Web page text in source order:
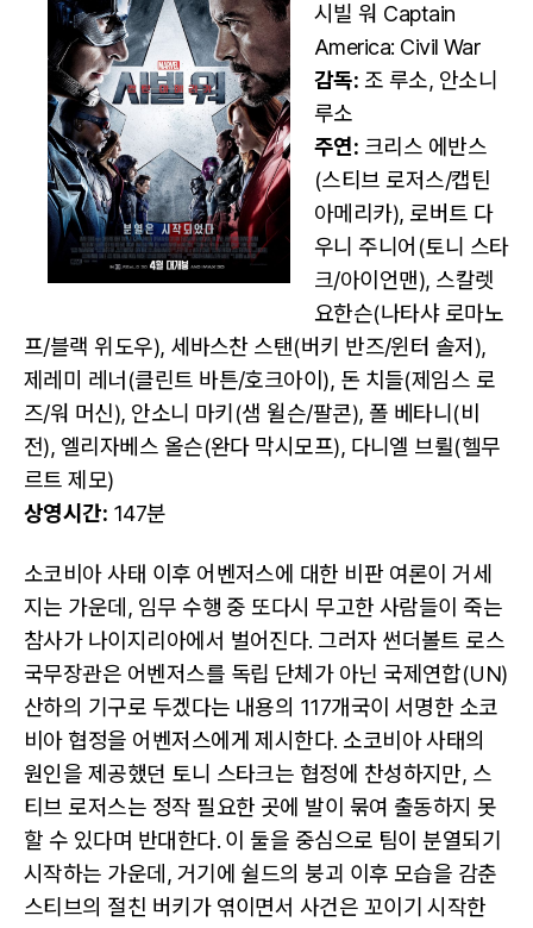
시빌 워 Captain
America: Civil War
감독: 조 루소, 안소니
루소
주연: 크리스 에반스
(스티브 로저스/캡틴
아메리카), 로버트 다
우니 주니어(토니 스타
크/아이언맨), 스칼렛
요한슨(나타샤 로마노
프/블랙 위도우), 세바스찬 스탠(버키 반즈/윈터 솔저),
제레미 레너(클린트 바튼/호크아이), 돈 치들(제임스 로
즈/워 머신), 안소니 마키(샘 윌슨/팔콘), 폴 베타니(비
전), 엘리자베스 올슨(완다 막시모프), 다니엘 브륄(헬무
르트 제모)
상영시간: 147분
소코비아 사태 이후 어벤저스에 대한 비판 여론이 거세
지는 가운데, 임무 수행 중 또다시 무고한 사람들이 죽는
참사가 나이지리아에서 벌어진다. 그러자 썬더볼트 로스
국무장관은 어벤저스를 독립 단체가 아닌 국제연합(UN)
산하의 기구로 두겠다는 내용의 117개국이 서명한 소코
비아 협정을 어벤저스에게 제시한다. 소코비아 사태의
원인을 제공했던 토니 스타크는 협정에 찬성하지만, 스
티브 로저스는 정작 필요한 곳에 발이 묶여 출동하지 못
할 수 있다며 반대한다. 이 둘을 중심으로 팀이 분열되기
시작하는 가운데, 거기에 쉴드의 붕괴 이후 모습을 감춘
스티브의 절친 버키가 엮이면서 사건은 꼬이기 시작한